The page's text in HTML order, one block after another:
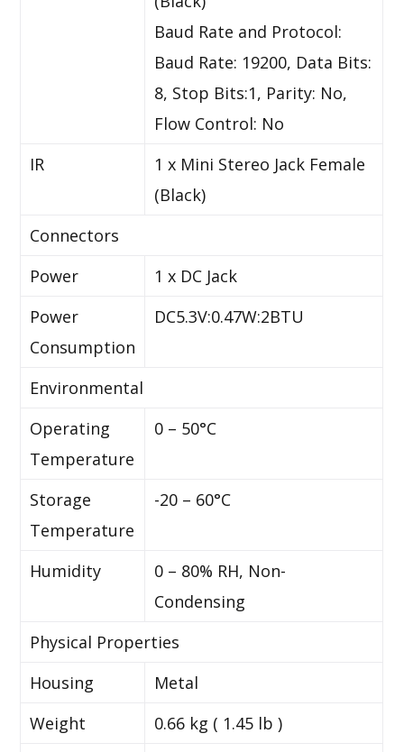
Baud Rate and Protocol:
Baud Rate: 19200, Data Bits:
8, Stop Bits:1, Parity: No,
Flow Control: No
IR
1 x Mini Stereo Jack Female
(Black)
Connectors
Power
1 x DC Jack
Power
Consumption
DC5.3V:0.47W:2BTU
Environmental
Operating
Temperature
0 – 50°C
Storage
Temperature
-20 – 60°C
Humidity
0 – 80% RH, Non-
Condensing
Physical Properties
Housing
Metal
Weight
0.66 kg ( 1.45 lb )